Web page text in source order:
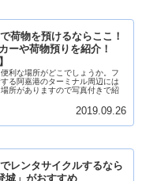
荷物を預けるならここ！
ーや荷物預りを紹介！
利な場所がどこでしょうか。フ
る阿嘉港のターミナル周辺には
所がありますので写真付きで紹
2019.09.26
レンタサイクルするなら
城」がおすすめ